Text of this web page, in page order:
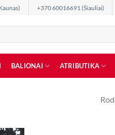
+370 60016691 (Šiauliai)
BALIONAI ATRIBUTIKA